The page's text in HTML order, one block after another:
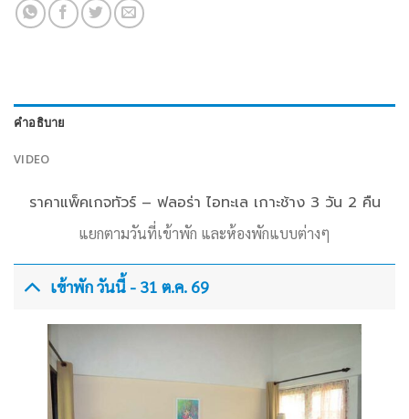
คำอธิบาย
VIDEO
ราคาแพ็คเกจทัวร์ – ฟลอร่า ไอทะเล เกาะช้าง 3 วัน 2 คืน
แยกตามวันที่เข้าพัก และห้องพักแบบต่างๆ
เข้าพัก วันนี้ - 31 ต.ค. 69